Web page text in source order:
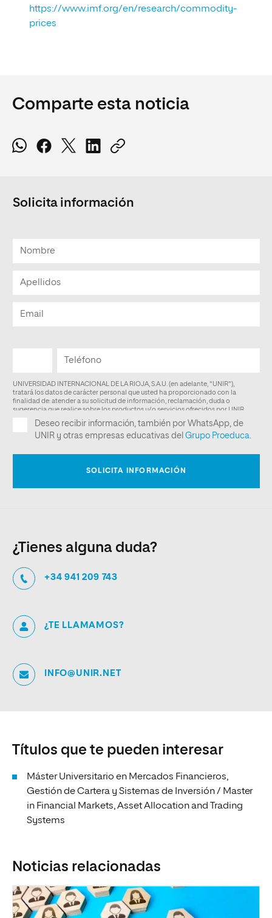
https://www.imf.org/en/research/commodity-
prices
Comparte esta noticia
Solicita información
¿Tienes alguna duda?
+34 941 209 743
¿TE LLAMAMOS?
INFO@UNIR.NET
Títulos que te pueden interesar
Máster Universitario en Mercados Financieros,
Gestión de Cartera y Sistemas de Inversión / Master
in Financial Markets, Asset Allocation and Trading
Systems
Noticias relacionadas